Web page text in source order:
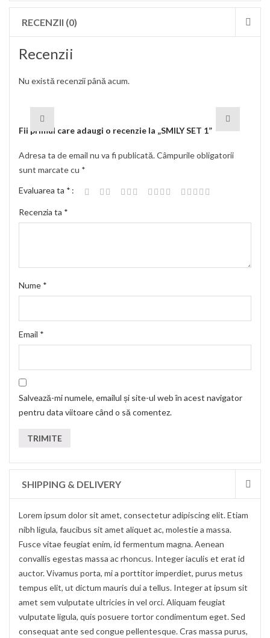
RECENZII (0)
Recenzii
Nu există recenzii până acum.
Fii primul care adaugi o recenzie la „SMILY SET 1”
Adresa ta de email nu va fi publicată.Câmpurile obligatorii
sunt marcate cu *
Evaluarea ta *
Recenzia ta *
Nume *
Email *
Salvează-mi numele, emailul și site-ul web în acest navigator
pentru data viitoare când o să comentez.
SHIPPING & DELIVERY
Lorem ipsum dolor sit amet, consectetur adipiscing elit. Etiam
nibh ligula, faucibus sit amet aliquet ac, molestie a massa.
Fusce vitae feugiat enim, id fermentum magna. Aenean
convallis egestas massa ac rhoncus. Integer iaculis et erat id
auctor. Vivamus porta, mi a porttitor imperdiet, purus metus
tempus elit, ut dictum mauris dui a tellus. Integer at ipsum sit
amet sem vulputate ultricies in vel orci. Aliquam feugiat
vulputate ligula, quis posuere tortor condimentum eget. Sed
consequat ante sed congue pellentesque. Cras massa purus,